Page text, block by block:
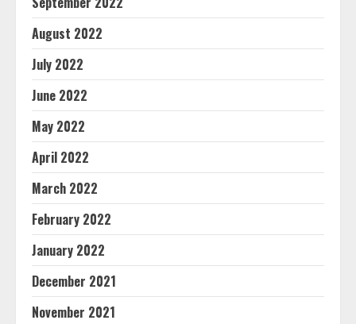
August 2022
July 2022
June 2022
May 2022
April 2022
March 2022
February 2022
January 2022
December 2021
November 2021